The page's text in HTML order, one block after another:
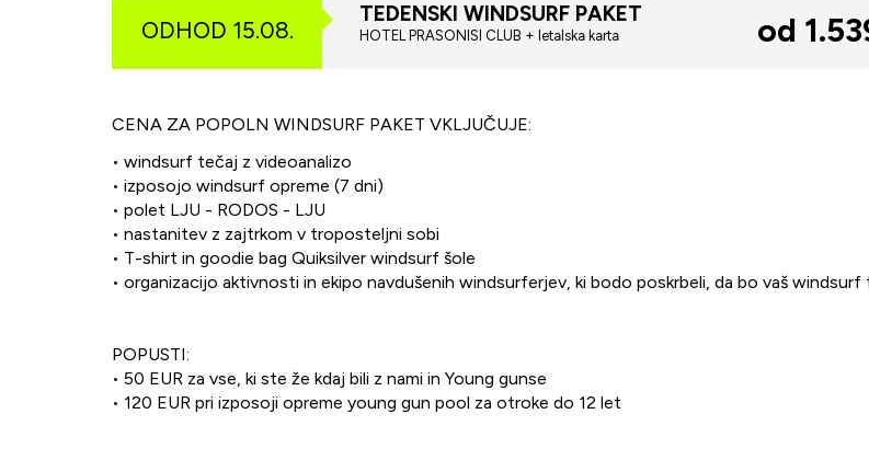
ODHOD 15.08.
TEDENSKI WINDSURF PAKET
HOTEL PRASONISI CLUB + letalska karta od
CENA ZA POPOLN WINDSURF PAKET VKLJUČUJE:
• windsurf tečaj z videoanalizo
• izposojo windsurf opreme (7 dni)
• polet LJU - RODOS - LJU
• nastanitev z zajtrkom v troposteljni sobi
• T-shirt in goodie bag Quiksilver windsurf šole
• organizacijo aktivnosti in ekipo navdušenih windsurferjev, ki bodo poskrbeli, da bo vaš
POPUSTI:
• 50 EUR za vse, ki ste že kdaj bili z nami in Young gunse
• 120 EUR pri izposoji opreme young gun pool za otroke do 12 let